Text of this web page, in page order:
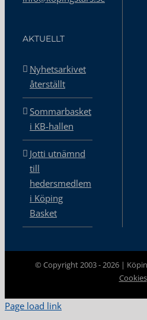
AKTUELLT
Nyhetsarkivet
återställt
Sommarbasket
i KB-hallen
Jotti utnämnd
till
hedersmedlem
i Köping
Basket
© Copyright 2003 -2026 |
Cookies
Page load link